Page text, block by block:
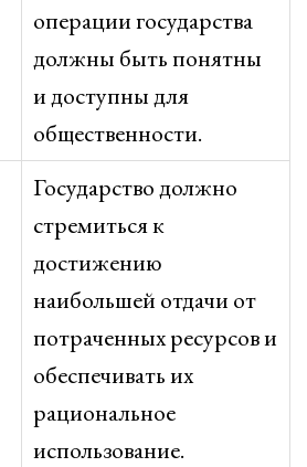
операции государства
должны быть понятны
и доступны для
общественности.
Государство должно
стремиться к
достижению
наибольшей отдачи от
потраченных ресурсов и
обеспечивать их
рациональное
использование.